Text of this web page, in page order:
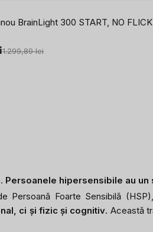
BrainLight 300 START, NO
1.299,89 lei
Persoanele hipersensibile au un
Persoană Foarte Sensibilă
ci și fizic și cognitiv. Această